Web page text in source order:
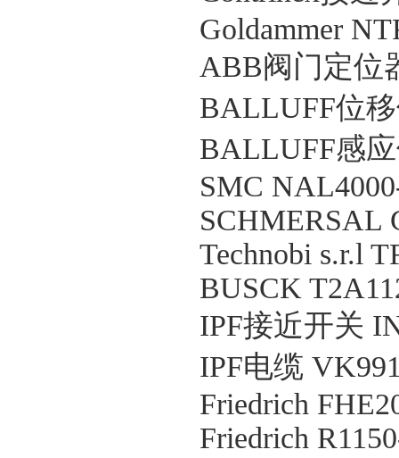
Goldammer
ABB阀门定位
BALLUFF位
BALLUFF感应
SMC
SCHMERSAL
Technobi s.r.l
BUSCK
IPF接近开关
IPF电缆
Friedrich
Friedrich